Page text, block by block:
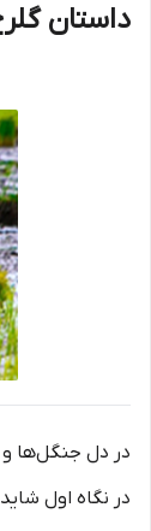
داستان
در دل جنگل‌ها و
در نگاه اول